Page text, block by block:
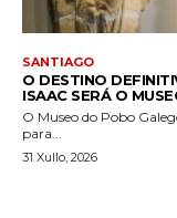
SANTIAGO
O DESTINO
ISAAC SERÁ O
O Museo do Pobo
para...
31 Xullo, 2026